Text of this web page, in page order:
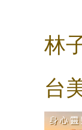
林
台